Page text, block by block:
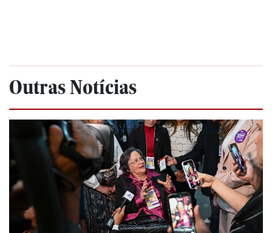
Outras Notícias